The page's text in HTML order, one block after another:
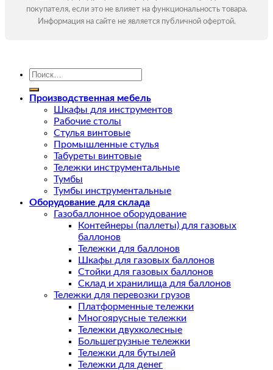
покупателя, если это не влияет на функциональность товара.
Информация на сайте не является публичной офертой.
Искать:
Производственная мебель
Шкафы для инструментов
Рабочие столы
Стулья винтовые
Промышленные стулья
Табуреты винтовые
Тележки инструментальные
Тумбы
Тумбы инструментальные
Оборудование для склада
Газобаллонное оборудование
Контейнеры (паллеты) для газовых
баллонов
Тележки для баллонов
Шкафы для газовых баллонов
Стойки для газовых баллонов
Склад и хранилища для баллонов
Тележки для перевозки грузов
Платформенные тележки
Многоярусные тележки
Тележки двухколесные
Большегрузные тележки
Тележки для бутылей
Тележки для денег